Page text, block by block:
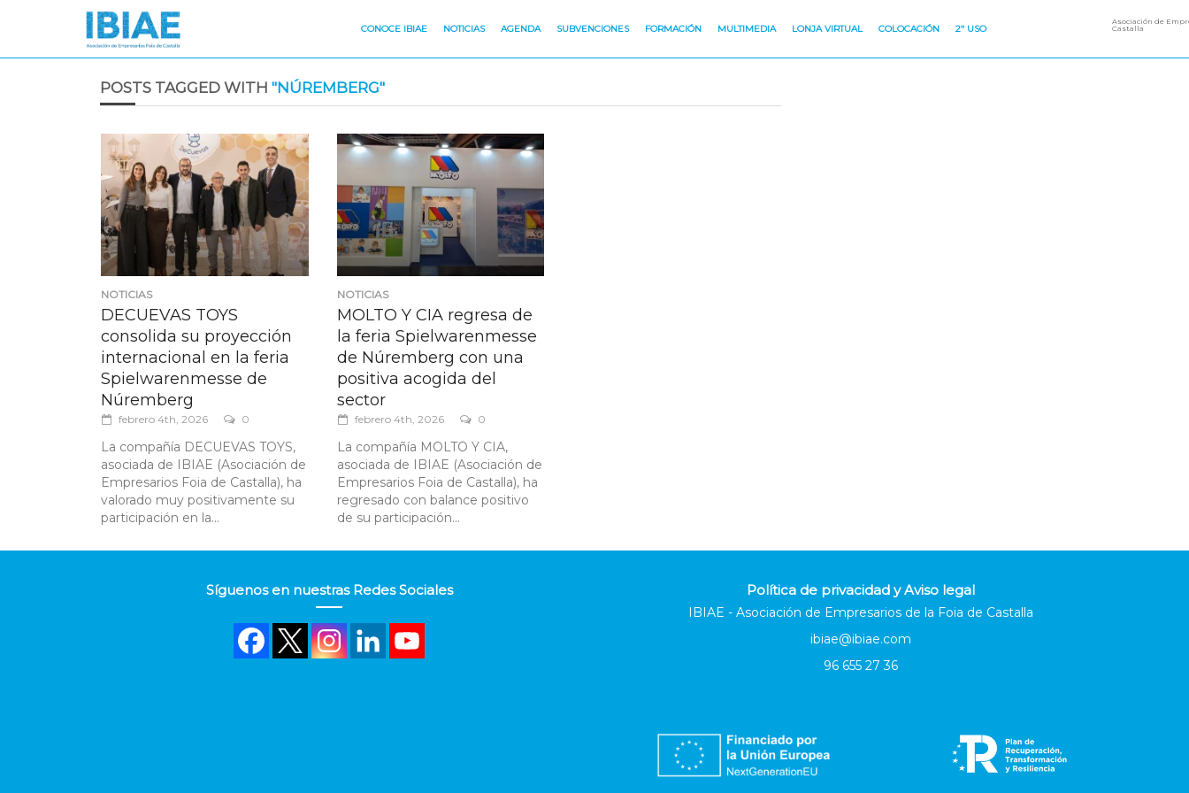
CONOCE IBIAE NOTICIAS AGENDA SUBVENCIONES FORMACIÓN MULTIMEDIA LONJA VIRTUAL COLOCACIÓN 2º USO
Asociación de
Castalla
POSTS TAGGED WITH "NÚREMBERG"
NOTICIAS
DECUEVAS TOYS
consolida su proyección
internacional en la feria
Spielwarenmesse de
Núremberg
febrero 4th, 2026 0
La compañía DECUEVAS TOYS,
asociada de IBIAE (Asociación de
Empresarios Foia de Castalla), ha
valorado muy positivamente su
participación en la...
NOTICIAS
MOLTO Y CIA regresa de
la feria Spielwarenmesse
de Núremberg con una
positiva acogida del
sector
febrero 4th, 2026 0
La compañía MOLTO Y CIA,
asociada de IBIAE (Asociación de
Empresarios Foia de Castalla), ha
regresado con balance positivo
de su participación...
Síguenos en nuestras Redes Sociales Política de privacidad y Aviso legal
IBIAE - Asociación de Empresarios de la Foia de Castalla
ibiae@ibiae.com
96 655 27 36